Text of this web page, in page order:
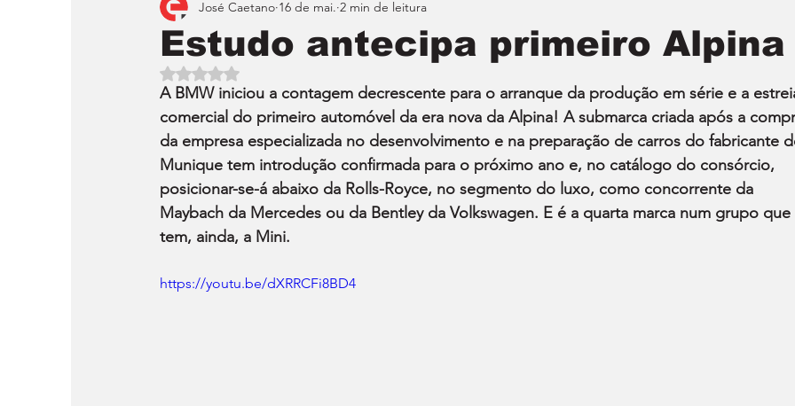
Estudo antecipa primeiro Alpina
José Caetano 16 de mai. 2 min de leitura
Avaliado com NaN de 5 estrelas.
A BMW iniciou a contagem decrescente para o arranque da produção em série e a
comercial do primeiro automóvel da era nova da Alpina! A submarca criada após a
da empresa especializada no desenvolvimento e na preparação de carros do fabricante
Munique tem introdução confirmada para o próximo ano e, no catálogo do consórcio,
posicionar-se-á abaixo da Rolls-Royce, no segmento do luxo, como concorrente da
Maybach da Mercedes ou da Bentley da Volkswagen. E é a quarta marca num grupo que
tem, ainda, a Mini.
https://youtu.be/dXRRCFi8BD4